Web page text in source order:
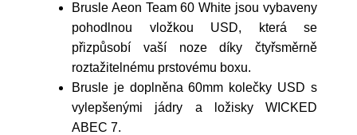
Brusle Aeon Team 60 White jsou vybaveny
pohodlnou vložkou USD, která se
přizpůsobí vaší noze díky čtyřsměrně
roztažitelnému prstovému boxu.
Brusle je doplněna 60mm kolečky USD s
vylepšenými jádry a ložisky WICKED
ABEC 7.